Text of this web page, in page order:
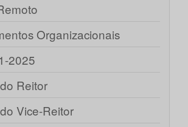
Organizacionais
2025
Reitor
Vice-Reitor